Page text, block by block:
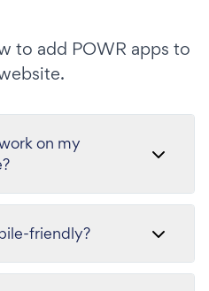
to add POWR apps to
on my
friendly?